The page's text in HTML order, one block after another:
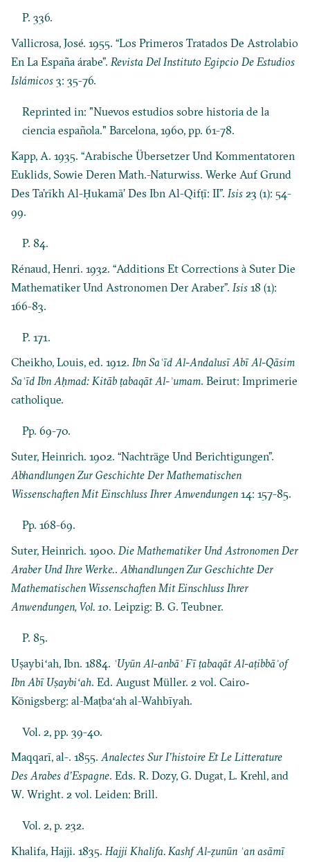
P. 336.
Vallicrosa, José. 1955. “Los Primeros Tratados De Astrolabio
En La España árabe”. Revista Del Instituto Egipcio De Estudios
Islámicos 3: 35-76.
Reprinted in: "Nuevos estudios sobre historia de la
ciencia española." Barcelona, 1960, pp. 61-78.
Kapp, A. 1935. “Arabische Übersetzer Und Kommentatoren
Euklids, Sowie Deren Math.-Naturwiss. Werke Auf Grund
Des Ta’rīkh Al-Ḥukamā’ Des Ibn Al-Qifṭī: II”. Isis 23 (1): 54-
99.
P. 84.
Rénaud, Henri. 1932. “Additions Et Corrections à Suter Die
Mathematiker Und Astronomen Der Araber”. Isis 18 (1):
166-83.
P. 171.
Cheikho, Louis, ed. 1912.Ibn Saʿīd Al-Andalusī Abī Al-Qāsim
Saʿīd Ibn Aḥmad: Kitāb ṭabaqāt Al-ʾumam. Beirut: Imprimerie
catholique.
Pp. 69-70.
Suter, Heinrich. 1902. “Nachträge Und Berichtigungen”.
Abhandlungen Zur Geschichte Der Mathematischen
Wissenschaften Mit Einschluss Ihrer Anwendungen14: 157-85.
Pp. 168-69.
Suter, Heinrich. 1900. Die Mathematiker Und Astronomen Der
Araber Und Ihre Werke.. Abhandlungen Zur Geschichte Der
Mathematischen Wissenschaften Mit Einschluss Ihrer
Anwendungen, Vol. 10. Leipzig: B. G. Teubner.
P. 85.
Uṣaybiʻah, Ibn. 1884. ʿUyūn Al-anbāʾ Fī ṭabaqāt Al-aṭibbāʾof
Ibn Abī Uṣaybiʻah. Ed. August Müller. 2 vol. Cairo‐
Königsberg: al-Maṭbaʻah al-Wahbīyah.
Vol. 2, pp. 39-40.
Maqqarī, al-. 1855.Analectes Sur I’histoire Et Le Litterature
Des Arabes d’Espagne. Eds. R. Dozy, G. Dugat, L. Krehl, and
W. Wright. 2 vol. Leiden: Brill.
Vol. 2, p. 232.
Khalifa, Hajji. 1835.Hajji Khalifa. Kashf Al-ẓunūn ʿan asāmī